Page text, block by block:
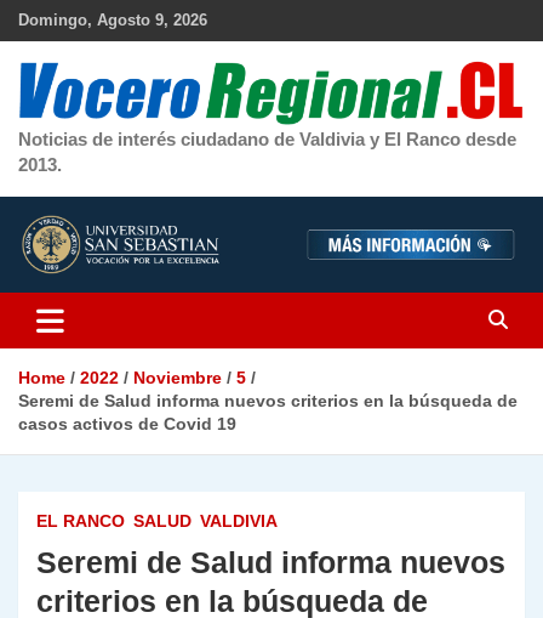
Skip
Domingo, Agosto 9, 2026
Noticias de interés ciudadano de Valdivia y El Ranco desde
2013.
Home 2022 Noviembre
5
Seremi de Salud informa nuevos criterios en la búsqueda de
casos activos de Covid 19
EL RANCO SALUD VALDIVIA
Seremi de Salud informa nuevos
criterios en la búsqueda de